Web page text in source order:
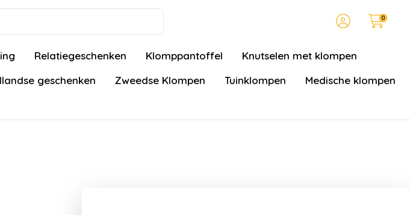
0
Relatiegeschenken Klomppantoffel
Knutselen met klompen
geschenken Zweedse Klompen Tuinklompen
Medische klompen